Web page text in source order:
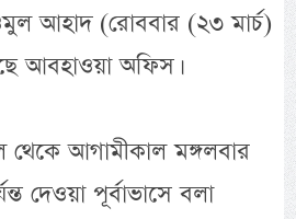
আহাদ (রোববার (২৩ মার্চ)
আবহাওয়া অফিস।
আগামীকাল মঙ্গলবার
দেওয়া পূর্বাভাসে বলা